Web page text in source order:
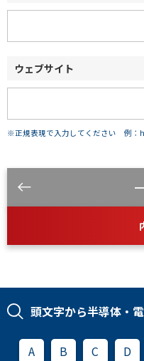
ウェブサイト
※正規表現で入力してください 例
頭文字から半導体・
A B C D